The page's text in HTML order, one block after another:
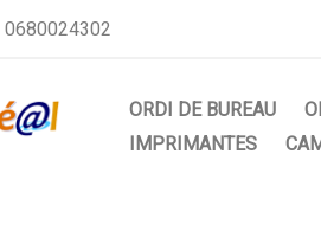
0680024302
ORDI DE BUREAU
IMPRIMANTES